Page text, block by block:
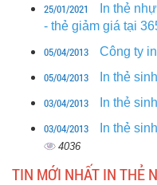
25/01/2021
In thẻ
- thẻ giảm giá tại
05/04/2013 Công ty
05/04/2013 In thẻ
03/04/2013 In thẻ
03/04/2013 In thẻ
4036
TIN MỚI NHẤT IN THẺ